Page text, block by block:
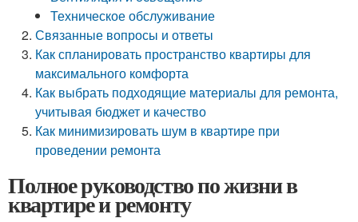
Техническое обслуживание
Связанные вопросы и ответы
Как спланировать пространство квартиры для
максимального комфорта
Как выбрать подходящие материалы для ремонта,
учитывая бюджет и качество
Как минимизировать шум в квартире при
проведении ремонта
Полное руководство по жизни в
квартире и ремонту